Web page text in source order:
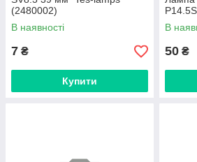
(2480002)
В наявності
7 ₴
Купити
В
50 ₴